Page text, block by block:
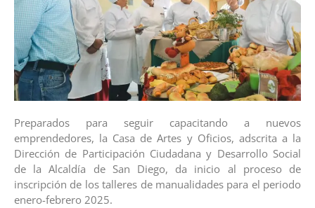
Preparados para seguir capacitando a nuevos
emprendedores, la Casa de Artes y Oficios, adscrita a la
Dirección de Participación Ciudadana y Desarrollo Social
de la Alcaldía de San Diego, da inicio al proceso de
inscripción de los talleres de manualidades para el periodo
enero-febrero 2025.